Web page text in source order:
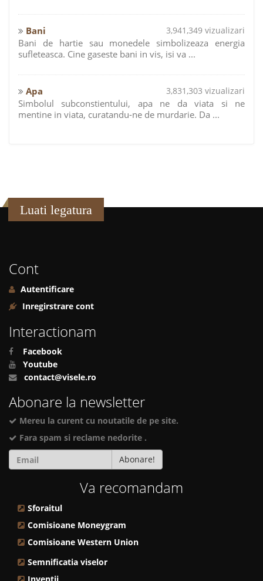
Bani 3,941,349 vizualizari
Bani de hartie sau monedele simbolizeaza energia
sufleteasca. Cine gaseste bani in vis, isi va ...
Apa 3,831,303 vizualizari
Simbolul subconstientului, apa ne da viata si ne
mentine in viata, curatandu-ne de murdarie. Da ...
Luati legatura
Cont
Autentificare
Inregirstrare cont
Interactionam
Facebook
Youtube
contact@visele.ro
Abonare la newsletter
Mereu la curent cu noutatile de pe site.
Fara spam si reclame nedorite .
Abonare!
Va recomandam
Sforaitul
Comisioane Moneygram
Comisioane Western Union
Semnificatia viselor